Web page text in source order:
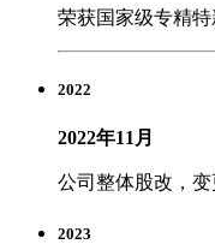
荣获国家级专精特
2022
2022年11月
公司整体股改，
2023